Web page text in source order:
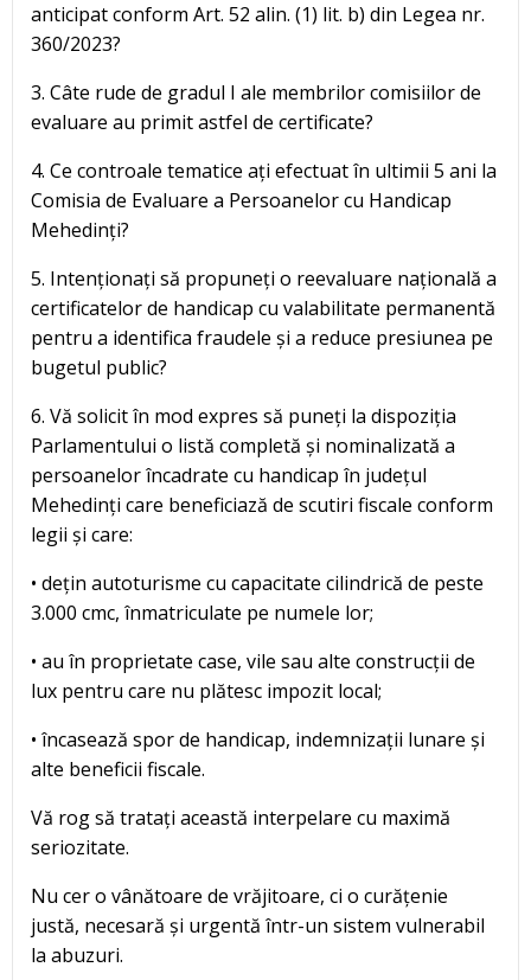
anticipat conform Art. 52 alin. (1) lit. b) din Legea nr.
360/2023?
3. Câte rude de gradul I ale membrilor comisiilor de
evaluare au primit astfel de certificate?
4. Ce controale tematice ați efectuat în ultimii 5 ani la
Comisia de Evaluare a Persoanelor cu Handicap
Mehedinți?
5. Intenționați să propuneți o reevaluare națională a
certificatelor de handicap cu valabilitate permanentă
pentru a identifica fraudele și a reduce presiunea pe
bugetul public?
6. Vă solicit în mod expres să puneți la dispoziția
Parlamentului o listă completă și nominalizată a
persoanelor încadrate cu handicap în județul
Mehedinți care beneficiază de scutiri fiscale conform
legii și care:
• dețin autoturisme cu capacitate cilindrică de peste
3.000 cmc, înmatriculate pe numele lor;
• au în proprietate case, vile sau alte construcții de
lux pentru care nu plătesc impozit local;
• încasează spor de handicap, indemnizații lunare și
alte beneficii fiscale.
Vă rog să tratați această interpelare cu maximă
seriozitate.
Nu cer o vânătoare de vrăjitoare, ci o curățenie
justă, necesară și urgentă într-un sistem vulnerabil
la abuzuri.